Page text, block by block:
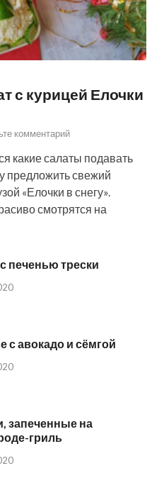
с курицей Елочки
комментарий
какие салаты подавать
предложить свежий
«Елочки в снегу».
смотрятся на
печенью трески
с авокадо и сёмгой
запеченные на
гриль